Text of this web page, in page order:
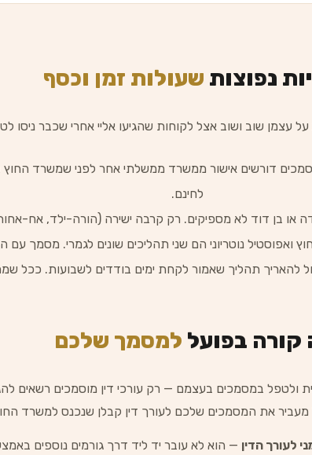
נפוצות שעולות זמן וכסף
על עצמן שוב ושוב אצל לקוחות שהגיעו אליי אחרי שכבר ניסו
דורשים אישור ממשרד ממשלתי אחר לפני שמשרד החוץ
לחינם.
או בן דוד לא מספיקים. רק קרבה ישירה (הורה-ילד, אח-
ואפוסטיל נוטריוני הם שני תהליכים שונים לגמרי. מסמך
להאריך תהליך שאמור לקחת ימים בודדים לשבועות. ככל
קורה בפועל למסמך שלכם
ולטפל במסמכים בעצמם — רק עורכי דין מוסמכים רשאים
מעביר את המסמכים שלכם לעורך דין קבלן שנכנס למשרד
לעורך הדין — הוא לא עובר יד ליד דרך גורמים נוספים